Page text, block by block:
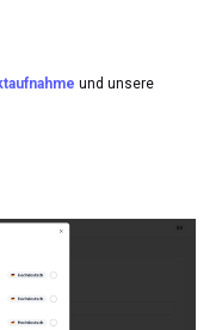
und unsere